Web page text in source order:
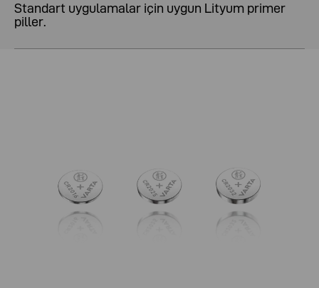
Standart uygulamalar için uygun Lityum primer
piller.